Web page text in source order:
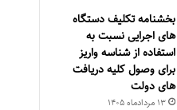
بخشنامه تکلیف دستگاه
های اجرایی نسبت به
استفاده از شناسه واریز
برای وصول کلیه دریافت
های دولت
۱۳ مرداد‌ماه ۱۴۰۵